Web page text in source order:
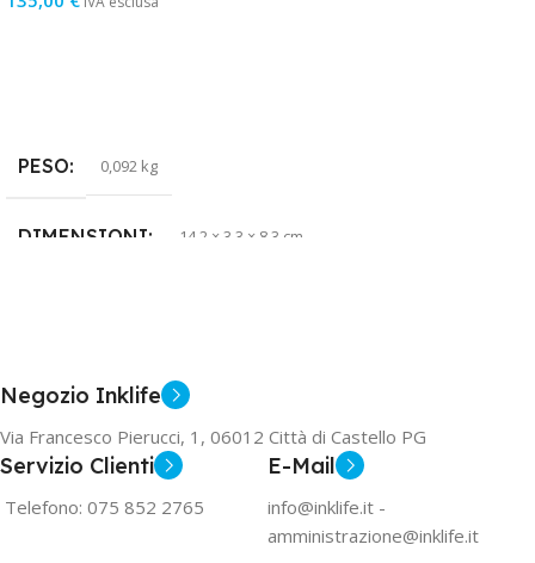
PESO 0,092 kg
DIMENSIONI 14,2 × 3,3 × 8,3 cm
SSD
GARANZIA 2 anni
Negozio Inklife
Via Francesco Pierucci, 1, 06012 Città di Castello PG
Servizio Clienti
Telefono: 075 852 2765
E-Mail
info@inklife.it -
amministrazione@inklife.it